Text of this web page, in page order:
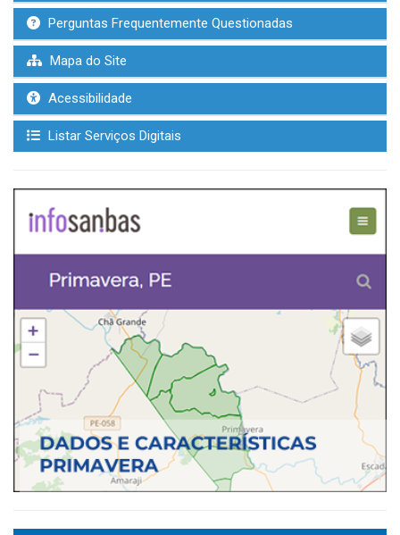
Perguntas Frequentemente Questionadas
Mapa do Site
Acessibilidade
Listar Serviços Digitais